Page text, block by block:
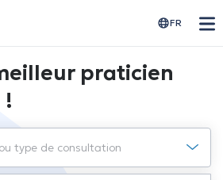
FR
praticien
!